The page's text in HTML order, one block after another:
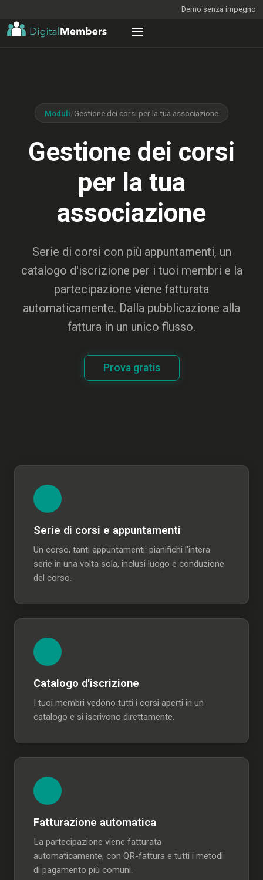
Demo senza impegno
Moduli/Gestione dei corsi per la tua associazione
Gestione dei corsi
per la tua
associazione
Serie di corsi con più appuntamenti, un
catalogo d'iscrizione per i tuoi membri e la
partecipazione viene fatturata
automaticamente. Dalla pubblicazione alla
fattura in un unico flusso.
Prova gratis
Serie di corsi e appuntamenti
Un corso, tanti appuntamenti: pianifichi l'intera
serie in una volta sola, inclusi luogo e conduzione
del corso.
Catalogo d'iscrizione
I tuoi membri vedono tutti i corsi aperti in un
catalogo e si iscrivono direttamente.
Fatturazione automatica
La partecipazione viene fatturata
automaticamente, con QR-fattura e tutti i metodi
di pagamento più comuni.